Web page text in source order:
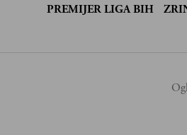
PREMIJER LIGA BIH